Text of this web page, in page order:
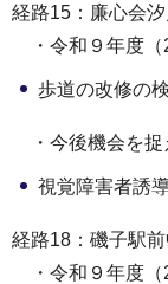
経路15：廉心会
・令和９年度（
歩道の改修の
・今後機会を捉
視覚障害者誘
経路18：磯子駅
・令和９年度（